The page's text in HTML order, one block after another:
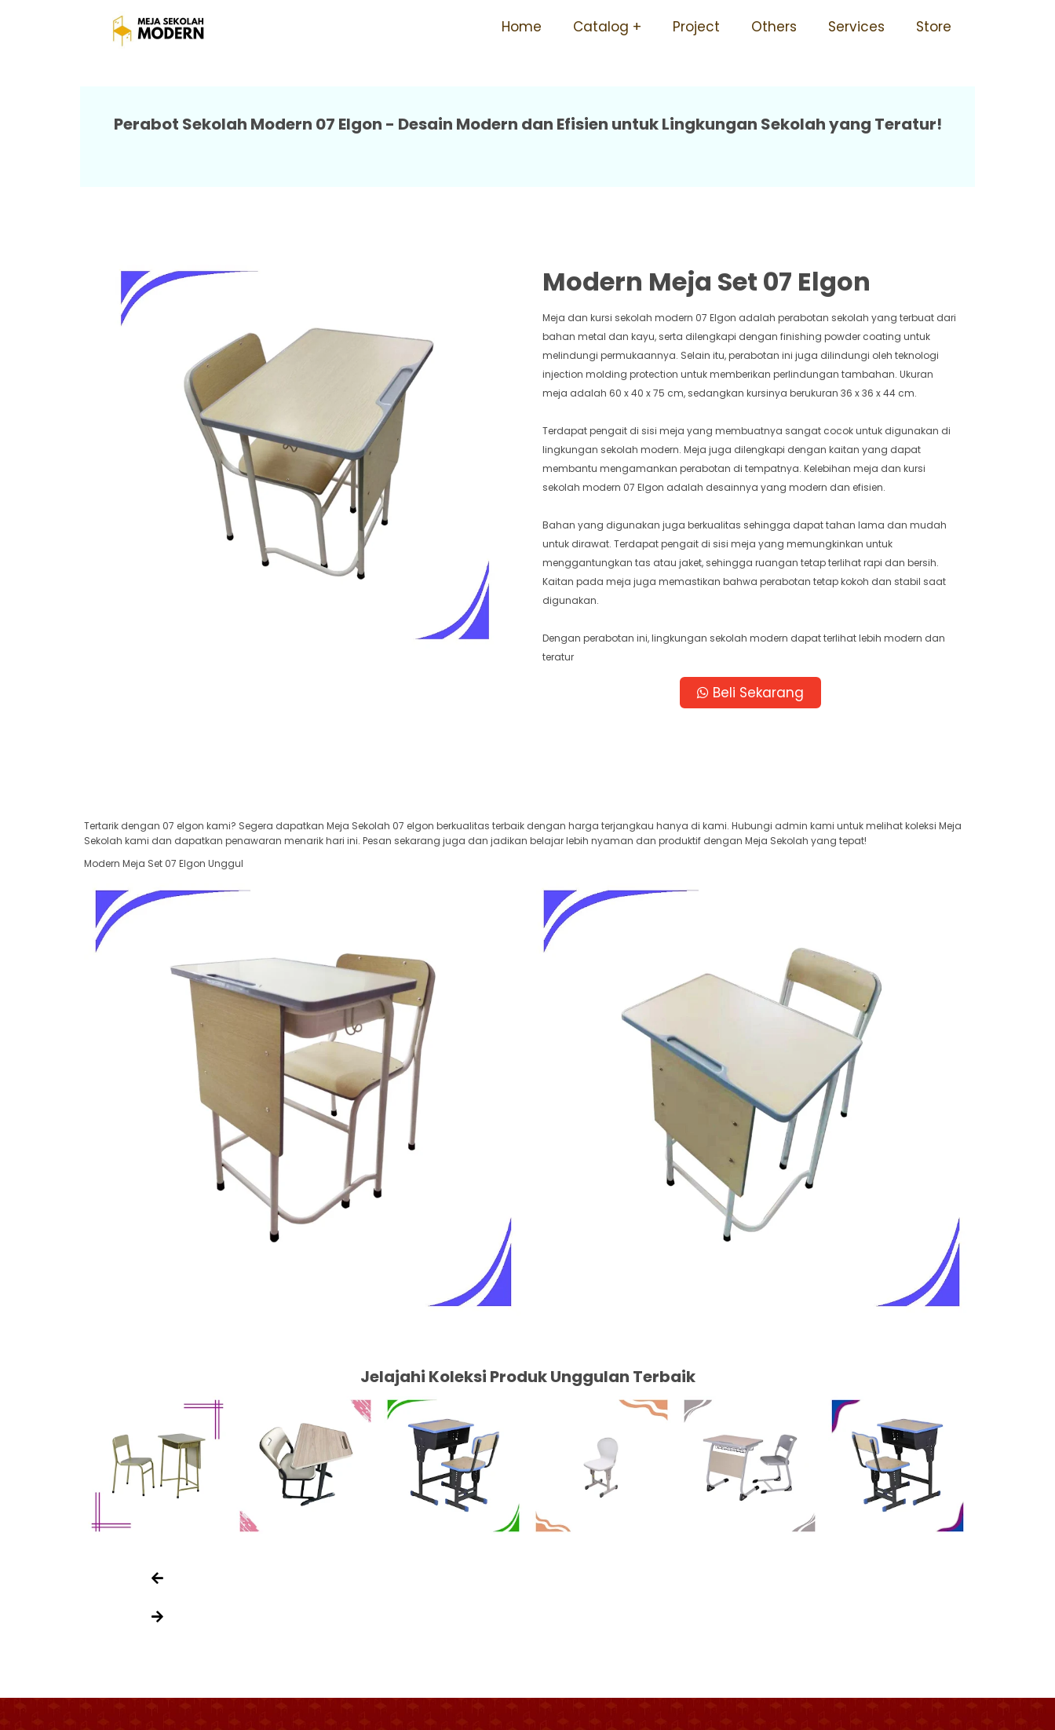
Home Catalog Project Others Services Store
Meja Sekolah Siswa Harga Terjangkau Awet Mudah Dipasang 07 Elgon
Perabot Sekolah Modern 07 Elgon - Desain Modern dan Efisien untuk Lingkungan Sekolah yang Teratur!
Modern Meja Set 07 Elgon
Meja dan kursi sekolah modern 07 Elgon adalah perabotan sekolah yang terbuat dari
bahan metal dan kayu, serta dilengkapi dengan finishing powder coating untuk
melindungi permukaannya. Selain itu, perabotan ini juga dilindungi oleh teknologi
injection molding protection untuk memberikan perlindungan tambahan. Ukuran
meja adalah 60 x 40 x 75 cm, sedangkan kursinya berukuran 36 x 36 x 44 cm.
Terdapat pengait di sisi meja yang membuatnya sangat cocok untuk digunakan di
lingkungan sekolah modern. Meja juga dilengkapi dengan kaitan yang dapat
membantu mengamankan perabotan di tempatnya. Kelebihan meja dan kursi
sekolah modern 07 Elgon adalah desainnya yang modern dan efisien.
Bahan yang digunakan juga berkualitas sehingga dapat tahan lama dan mudah
untuk dirawat. Terdapat pengait di sisi meja yang memungkinkan untuk
menggantungkan tas atau jaket, sehingga ruangan tetap terlihat rapi dan bersih.
Kaitan pada meja juga memastikan bahwa perabotan tetap kokoh dan stabil saat
digunakan.
Dengan perabotan ini, lingkungan sekolah modern dapat terlihat lebih modern dan
teratur
Beli Sekarang
Tertarik dengan 07 elgon kami? Segera dapatkan Meja Sekolah 07 elgon berkualitas terbaik dengan harga terjangkau hanya di kami. Hubungi admin kami untuk melihat koleksi Meja
Sekolah kami dan dapatkan penawaran menarik hari ini. Pesan sekarang juga dan jadikan belajar lebih nyaman dan produktif dengan Meja Sekolah yang tepat!
Modern Meja Set 07 Elgon Unggul
Jelajahi Koleksi Produk Unggulan Terbaik